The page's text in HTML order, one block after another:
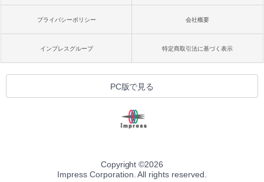
プライバシーポリシー 会社概要
インプレスグループ 特定商取引法に基づく表示
PC版で見る
Copyright ©2026
Impress Corporation. All rights reserved.